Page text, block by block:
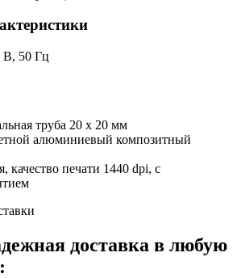
В, 50 Гц
труба 20 х 20 мм
алюминиевый композитный
качество печати 1440 dpi, с
доставка в любую